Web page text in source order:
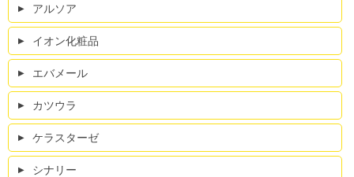
アルソア
イオン化粧品
エバメール
カツウラ
ケラスターゼ
シナリー